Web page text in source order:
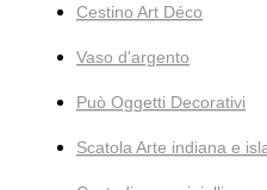
Cestino Art Déco
Vaso d'argento
Può Oggetti Decorativi
Scatola Arte indiana e